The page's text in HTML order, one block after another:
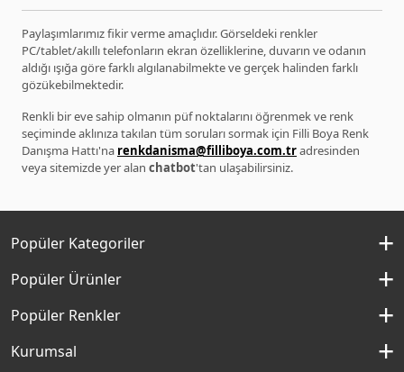
Paylaşımlarımız fikir verme amaçlıdır. Görseldeki renkler
PC/tablet/akıllı telefonların ekran özelliklerine, duvarın ve odanın
aldığı ışığa göre farklı algılanabilmekte ve gerçek halinden farklı
gözükebilmektedir.
Renkli bir eve sahip olmanın püf noktalarını öğrenmek ve renk
seçiminde aklınıza takılan tüm soruları sormak için Filli Boya Renk
Danışma Hattı'na renkdanisma@filliboya.com.tradresinden
veya sitemizde yer alan chatbot'tan ulaşabilirsiniz.
Popüler Kategoriler
İç Cephe Boyaları
İç Cephe Renkleri
Dış Cephe Renkleri
Popüler Ürünler
Momento Silan
Popüler Renkler
Kırık Beyaz Rengi
Kurumsal